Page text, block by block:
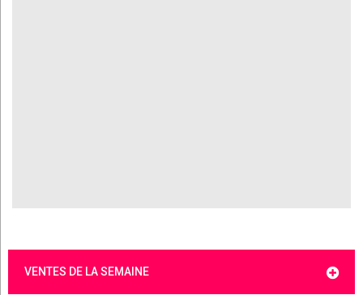
VENTES DE LA SEMAINE